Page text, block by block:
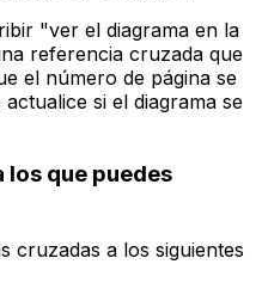
"ver el diagrama en la
referencia cruzada que
el número de página se
si el diagrama se
los que puedes
cruzadas a los siguientes